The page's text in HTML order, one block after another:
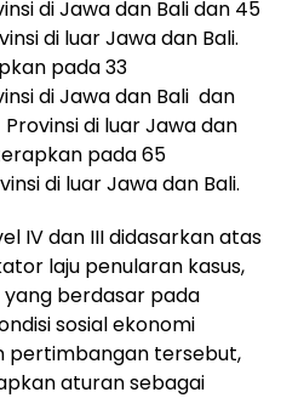
di Jawa dan Bali dan 45
di luar Jawa dan Bali.
pada 33
di Jawa dan Bali dan
di luar Jawa dan
pada 65
di luar Jawa dan Bali.
IV dan III didasarkan atas
laju penularan kasus,
berdasar pada
sosial ekonomi
pertimbangan tersebut,
aturan sebagai